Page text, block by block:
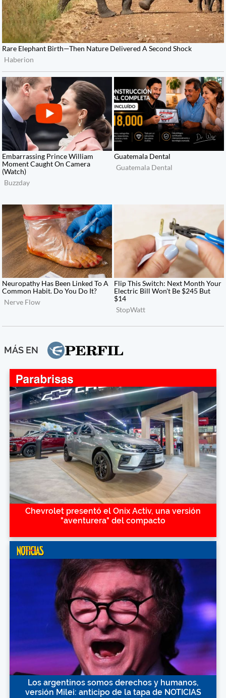
MÁS EN
Chevrolet presentó el Onix Activ, una versión
"aventurera" del compacto
Los argentinos somos derechos y humanos,
versión Milei: anticipo de la tapa de NOTICIAS